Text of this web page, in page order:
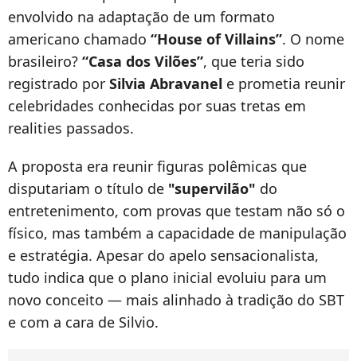
envolvido na adaptação de um formato
americano chamado “House of Villains”. O nome
brasileiro? “Casa dos Vilões”, que teria sido
registrado por Silvia Abravanel e prometia reunir
celebridades conhecidas por suas tretas em
realities passados.
A proposta era reunir figuras polêmicas que
disputariam o título de "supervilão" do
entretenimento, com provas que testam não só o
físico, mas também a capacidade de manipulação
e estratégia. Apesar do apelo sensacionalista,
tudo indica que o plano inicial evoluiu para um
novo conceito — mais alinhado à tradição do SBT
e com a cara de Silvio.